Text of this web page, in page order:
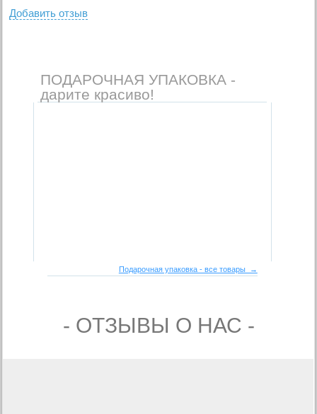
Добавить отзыв
ПОДАРОЧНАЯ УПАКОВКА -
дарите красиво!
Подарочная упаковка - все товары →
- ОТЗЫВЫ О НАС -